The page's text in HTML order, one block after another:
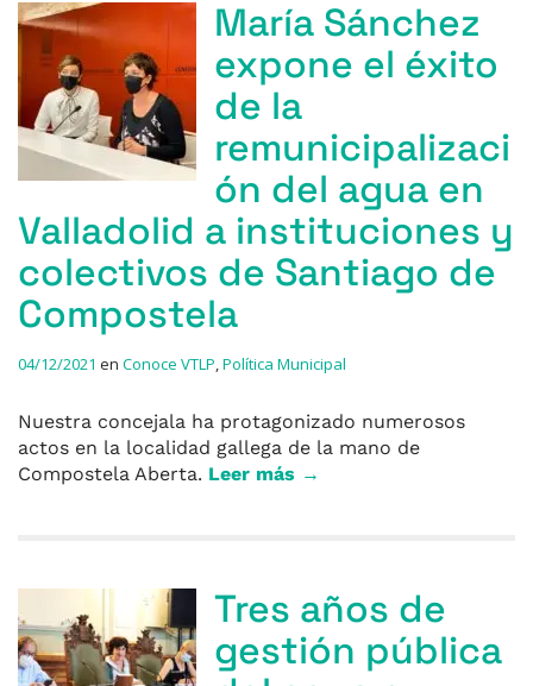
María Sánchez
expone el éxito
de la
remunicipalizaci
ón del agua en
Valladolid a instituciones y
colectivos de Santiago de
Compostela
04/12/2021 en Conoce VTLP,Política Municipal
Nuestra concejala ha protagonizado numerosos
actos en la localidad gallega de la mano de
Compostela Aberta. Leer más →
Tres años de
gestión pública